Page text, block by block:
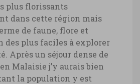
plus florissants
dans cette région mais
de faune, flore et
des plus faciles à explorer
Après un séjour dense de
Malaisie j’y aurais bien
la population y est